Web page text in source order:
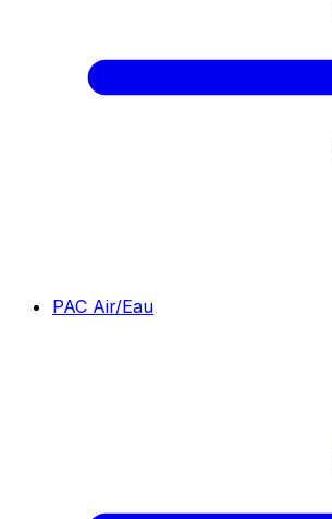
PAC Air/Eau